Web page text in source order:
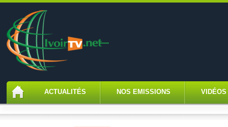
ACTUALITÉS NOS EMISSIONS VIDÉOS